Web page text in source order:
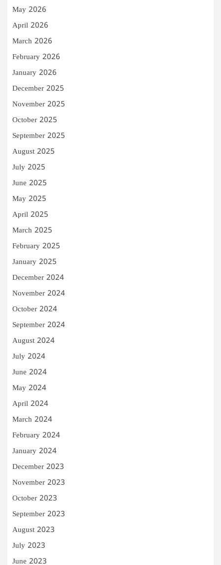
May 2026
April 2026
March 2026
February 2026
January 2026
December 2025
November 2025
October 2025
September 2025
August 2025
July 2025
June 2025
May 2025
April 2025
March 2025
February 2025
January 2025
December 2024
November 2024
October 2024
September 2024
August 2024
July 2024
June 2024
May 2024
April 2024
March 2024
February 2024
January 2024
December 2023
November 2023
October 2023
September 2023
August 2023
July 2023
June 2023